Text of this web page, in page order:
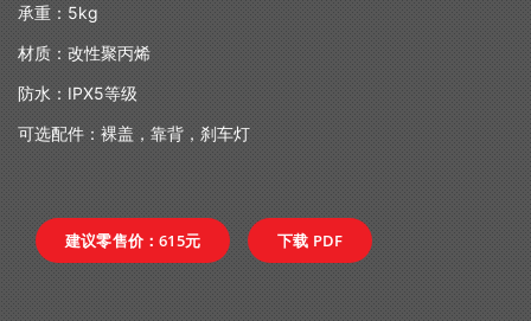
承重： 5kg
材质：改性聚丙烯
防水： IPX5等级
可选配件：裸盖，靠背，刹车灯
建议零售价：615元 下载 PDF